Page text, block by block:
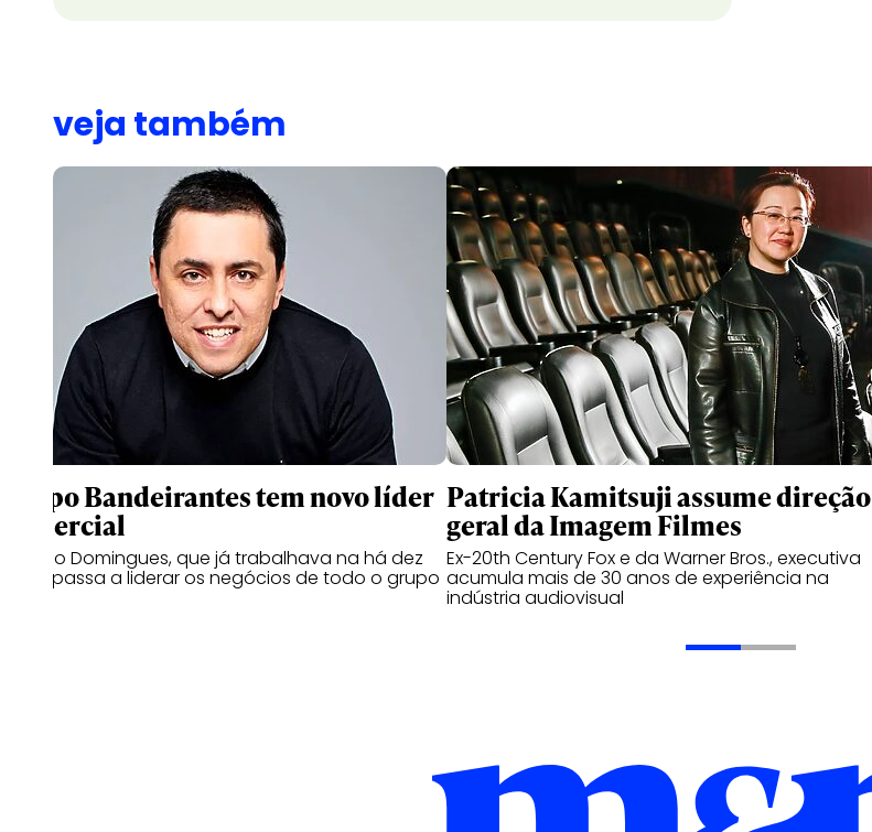
veja também
Grupo Bandeirantes tem novo líder
comercial
Rogério Domingues, que já trabalhava na há dez
anos, passa a liderar os negócios de todo o grupo
Patricia Kamitsuji assume direção
geral da Imagem Filmes
Ex-20th Century Fox e da Warner Bros., executiva
acumula mais de 30 anos de experiência na
indústria audiovisual